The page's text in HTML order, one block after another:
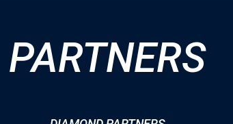
PARTNERS